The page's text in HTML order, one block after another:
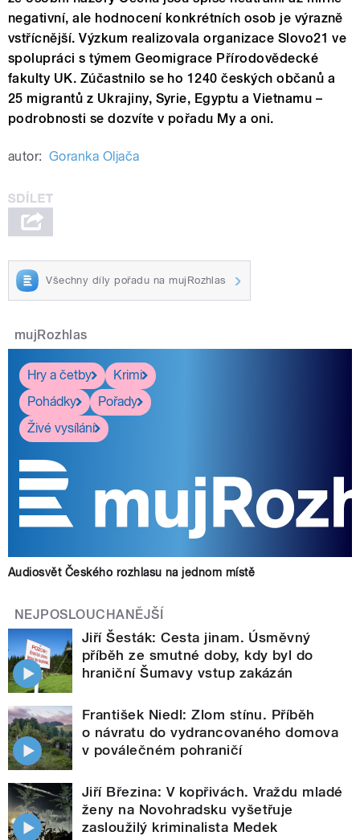
negativní, ale hodnocení konkrétních osob je výrazně
vstřícnější. Výzkum realizovala organizace Slovo21 ve
spolupráci s týmem Geomigrace Přírodovědecké
fakulty UK. Zúčastnilo se ho 1240 českých občanů a
25 migrantů z Ukrajiny, Syrie, Egyptu a Vietnamu –
podrobnosti se dozvíte v pořadu My a oni.
autor: Goranka Oljača
Všechny díly pořadu na mujRozhlas
mujRozhlas
Hry a četby
Krimi
Pohádky
Pořady
Živé vysílání
Audiosvět Českého rozhlasu na jednom místě
NEJPOSLOUCHANĚJŠÍ
Jiří Šesták: Cesta jinam. Úsměvný
příběh ze smutné doby, kdy byl do
hraniční Šumavy vstup zakázán
František Niedl: Zlom stínu. Příběh
o návratu do vydrancovaného domova
v poválečném pohraničí
Jiří Březina: V kopřivách. Vraždu mladé
ženy na Novohradsku vyšetřuje
zasloužilý kriminalista Medek